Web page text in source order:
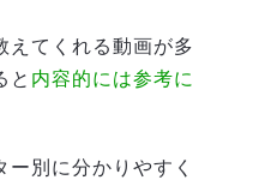
えてくれる動画が多
と 内容的には参考に
別に分かりやすく